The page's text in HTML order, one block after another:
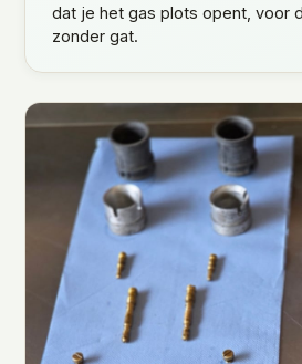
dat je het gas plots opent, voor
zonder gat.